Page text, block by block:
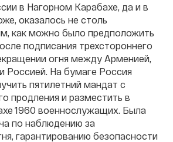
в Нагорном Карабахе, да и в
оказалось не столь
как можно было предположить
подписания трехстороннего
огня между Арменией,
Россией. На бумаге Россия
пятилетний мандат с
продления и разместить в
1960 военнослужащих. Была
по наблюдению за
гарантированию безопасности